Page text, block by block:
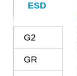
ESD
G2
GR